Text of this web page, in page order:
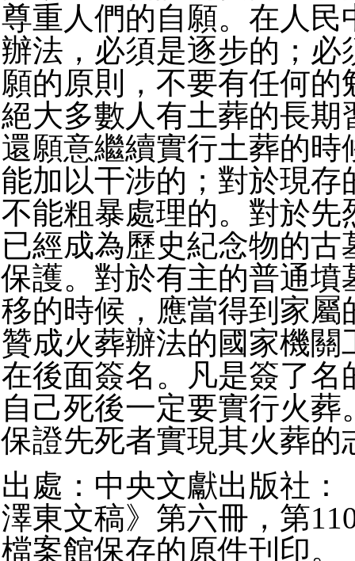
尊重人們的自願。在人民
辦法，必須是逐步的；必
願的原則，不要有任何的
絕大多數人有土葬的長期
還願意繼續實行土葬的時
能加以干涉的；對於現存
不能粗暴處理的。對於先
已經成為歷史紀念物的古
保護。對於有主的普通墳
移的時候，應當得到家屬
贊成火葬辦法的國家機關
在後面簽名。凡是簽了名
自己死後一定要實行火葬
保證先死者實現其火葬的
出處：中央文獻出版社：
澤東文稿》第六冊，第
檔案館保存的原件刊印。